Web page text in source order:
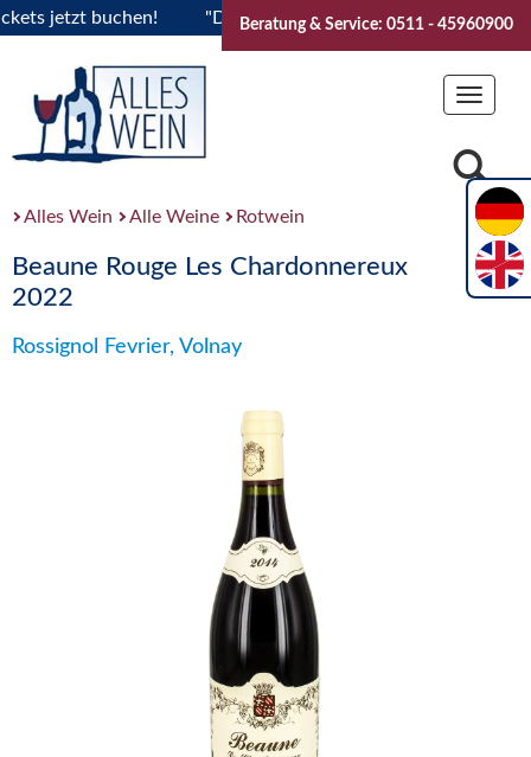
jetzt buchen! "Das Sommerfest 2026" Vive la
Beratung & Service: 0511 - 45960900
Toggle
Alles Wein Alle Weine Rotwein
Beaune Rouge Les Chardonnereux
2022
Rossignol Fevrier, Volnay